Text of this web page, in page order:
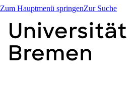
Zum Hauptmenü springenZur Suche